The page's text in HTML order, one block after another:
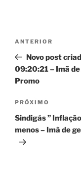
Post
Post
anterior
ANTERIOR
Novo post
09:20:21 – Imã
Promo
Próximo
post
PRÓXIMO
Sindigás ”
menos – Imã de